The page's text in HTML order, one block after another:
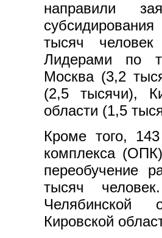
направили
тысяч
Лидерами по
Москва (3,2
(2,5 тысячи),
области (1,5
Кроме того,
комплекса
переобучение
тысяч
Челябинской
Кировской